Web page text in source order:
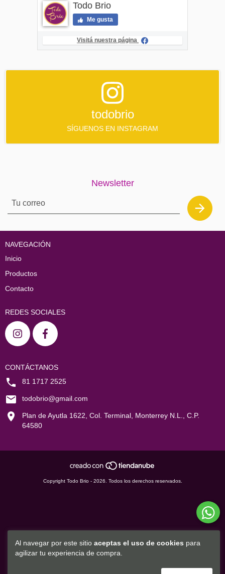
Al navegar por este sitio aceptas el uso de cookies para
agilizar tu experiencia de compra.
Todo Brio
Me gusta
Visitá nuestra página
todobrio
SÍGUENOS EN INSTAGRAM
Newsletter
NAVEGACIÓN
Inicio
Productos
Contacto
REDES SOCIALES
CONTÁCTANOS
81 1717 2525
todobrio@gmail.com
Plan de Ayutla 1622, Col. Terminal, Monterrey N.L., C.P.
64580
Copyright Todo Brio - 2026. Todos los derechos reservados.